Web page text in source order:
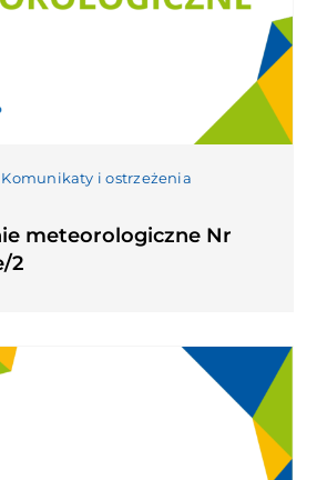
Komunikaty i ostrzeżenia
meteorologiczne Nr
2